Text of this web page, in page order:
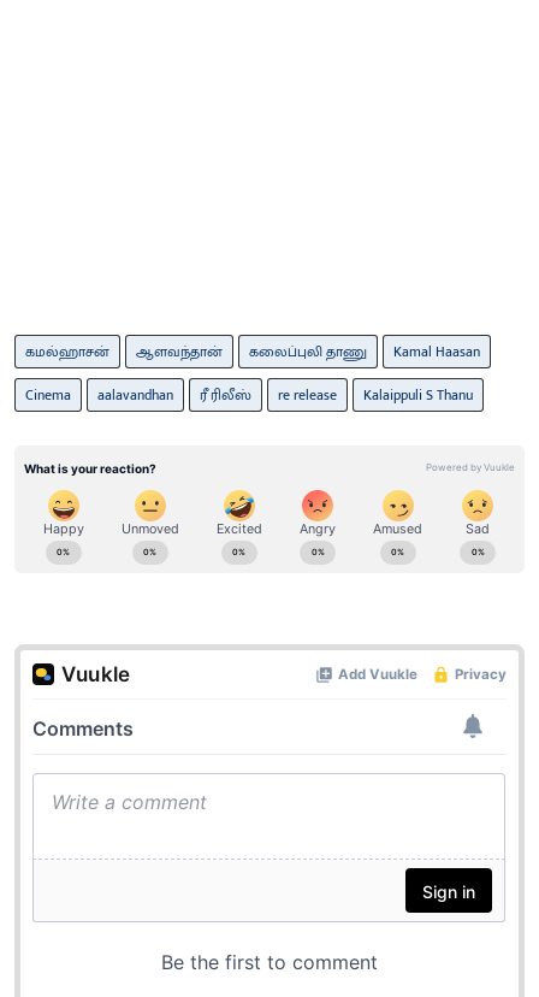
கமல்ஹாசன் ஆளவந்தான் கலைப்புலி தாணு
Kamal Haasan
Cinema
aalavandhan ரீ ரிலீஸ் re release Kalaippuli S Thanu